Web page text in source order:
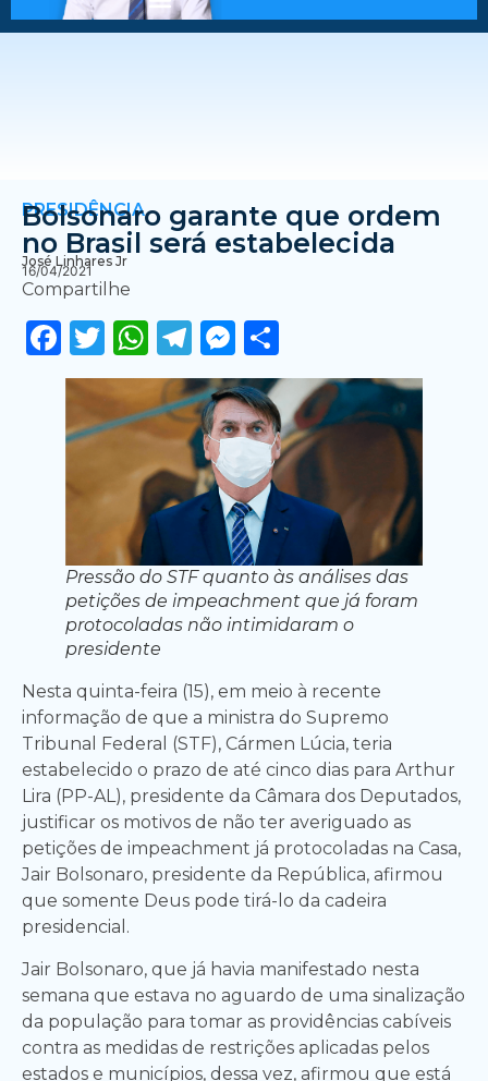
PRESIDÊNCIA
Bolsonaro garante que ordem
no Brasil será estabelecida
José Linhares Jr
16/04/2021
Compartilhe
Facebook
Twitter
WhatsApp
Telegram
Messenger
Pressão do STF quanto às análises das
petições de impeachment que já foram
protocoladas não intimidaram o
presidente
Nesta quinta-feira (15), em meio à recente
informação de que a ministra do Supremo
Tribunal Federal (STF), Cármen Lúcia, teria
estabelecido o prazo de até cinco dias para Arthur
Lira (PP-AL), presidente da Câmara dos Deputados,
justificar os motivos de não ter averiguado as
petições de impeachment já protocoladas na Casa,
Jair Bolsonaro, presidente da República, afirmou
que somente Deus pode tirá-lo da cadeira
presidencial.
Jair Bolsonaro, que já havia manifestado nesta
semana que estava no aguardo de uma sinalização
da população para tomar as providências cabíveis
contra as medidas de restrições aplicadas pelos
estados e municípios, dessa vez, afirmou que está